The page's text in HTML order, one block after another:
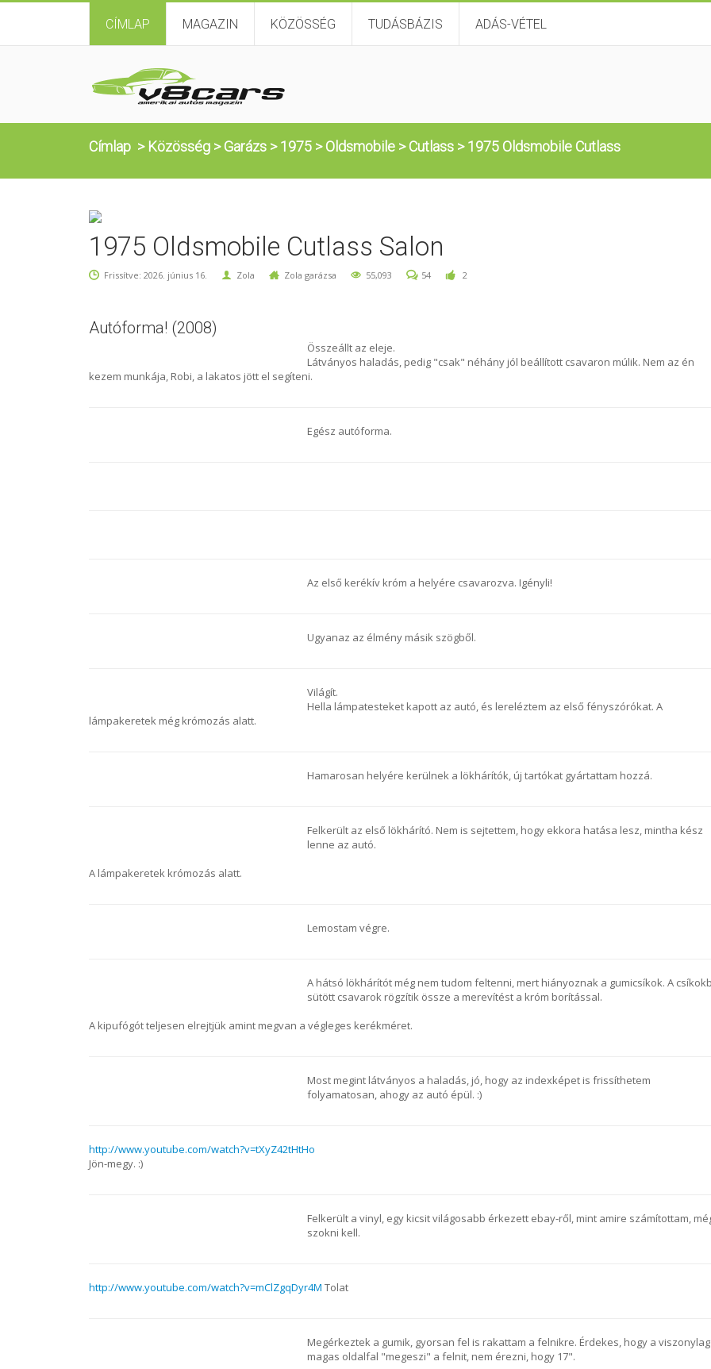
CÍMLAP MAGAZIN KÖZÖSSÉG TUDÁSBÁZIS ADÁS-VÉTEL
Címlap > Közösség >Garázs >1975 >Oldsmobile >Cutlass >1975 Oldsmobile Cutlass
1975 Oldsmobile Cutlass Salon
Frissítve: 2026. június 16. Zola Zola garázsa 55,093 54 2
Autóforma! (2008)
Összeállt az eleje.
Látványos haladás, pedig "csak" néhány jól beállított csavaron múlik. Nem az én
kezem munkája, Robi, a lakatos jött el segíteni.
Egész autóforma.
Az első kerékív króm a helyére csavarozva. Igényli!
Ugyanaz az élmény másik szögből.
Világít.
Hella lámpatesteket kapott az autó, és lereléztem az első fényszórókat. A
lámpakeretek még krómozás alatt.
Hamarosan helyére kerülnek a lökhárítók, új tartókat gyártattam hozzá.
Felkerült az első lökhárító. Nem is sejtettem, hogy ekkora hatása lesz, mintha kész
lenne az autó.
A lámpakeretek krómozás alatt.
Lemostam végre.
A hátsó lökhárítót még nem tudom feltenni, mert hiányoznak a gumicsíkok. A
sütött csavarok rögzítik össze a merevítést a króm borítással.
A kipufógót teljesen elrejtjük amint megvan a végleges kerékméret.
Most megint látványos a haladás, jó, hogy az indexképet is frissíthetem
folyamatosan, ahogy az autó épül. :)
http://www.youtube.com/watch?v=tXyZ42tHtHo
Jön-megy. :)
Felkerült a vinyl, egy kicsit világosabb érkezett ebay-ről, mint amire számítottam,
szokni kell.
http://www.youtube.com/watch?v=mClZgqDyr4M Tolat
Megérkeztek a gumik, gyorsan fel is rakattam a felnikre. Érdekes, hogy a viszonylag
magas oldalfal "megeszi" a felnit, nem érezni, hogy 17".